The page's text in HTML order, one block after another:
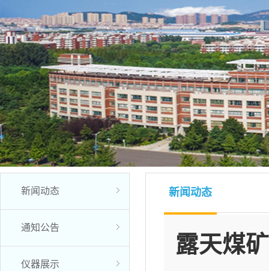
新闻动态
通知公告
仪器展示
新闻动态
露天煤